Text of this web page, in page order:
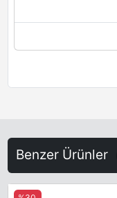
Metal Renkleri
Sümen
Benzer Ürünler